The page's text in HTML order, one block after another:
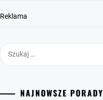
Reklama
NAJNOWSZE PORADY